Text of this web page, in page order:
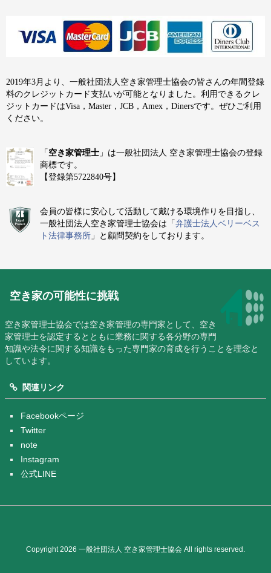
2019年3月より、一般社団法人空き家管理士協会の皆さんの年間登録
料のクレジットカード支払いが可能となりました。利用できるクレ
ジットカードはVisa，Master，JCB，Amex，Dinersです。ぜひご利用
ください。
「 空き家管理士 」は一般社団法人 空き家管理士協会の登録
商標です。
【登録第5722840号】
会員の皆様に安心して活動して戴ける環境作りを目指し、
一般社団法人空き家管理士協会は「弁護士法人ベリーベス
ト法律事務所 」と顧問契約をしております。
空き家の可能性に挑戦
空き家管理士協会では空き家管理の専門家として、空き
家管理士を認定するとともに業務に関する各分野の専門
知識や法令に関する知識をもった専門家の育成を行うことを理念と
しています。
関連リンク
Facebookページ
Twitter
note
Instagram
公式LINE
Copyright 2026 一般社団法人 空き家管理士協会 All rights reserved.